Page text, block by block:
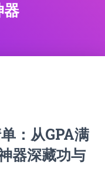
器
：从GPA满
器深藏功与